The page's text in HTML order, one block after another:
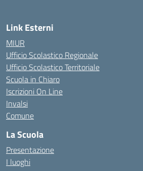
Link Esterni
MIUR
Ufficio Scolastico Regionale
Ufficio Scolastico Territoriale
Scuola in Chiaro
Iscrizioni On Line
Invalsi
Comune
La Scuola
Presentazione
I luoghi